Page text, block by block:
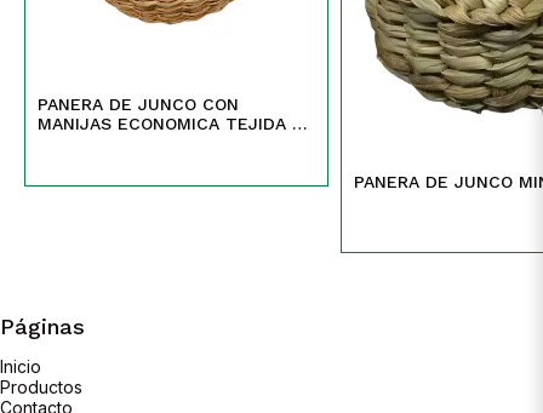
PANERA DE JUNCO CON
MANIJAS ECONOMICA TEJIDA Y
PANERA DE JUNCO
Páginas
Inicio
Productos
Contacto